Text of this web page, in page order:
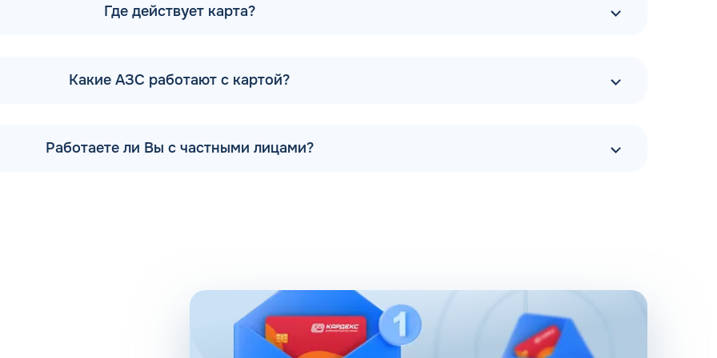
есть партнерские АЗС. Партнеры сегодня обеспечивают дополнительные 100 АЗС. Сеть
который осуществляется в упрощенном порядке, за счет электронного документооборота.
о расходах водителей на заправках поможет выявить недобросовестных сотрудников. Использование
выявить, если проанализировать доступную статистику за интересующий предпринимателя период
если дела компании требуют экономии и тщательного контроля бюджета.
Где действует карта?
Какие АЗС работают с картой?
Работаете ли Вы с частными лицами?